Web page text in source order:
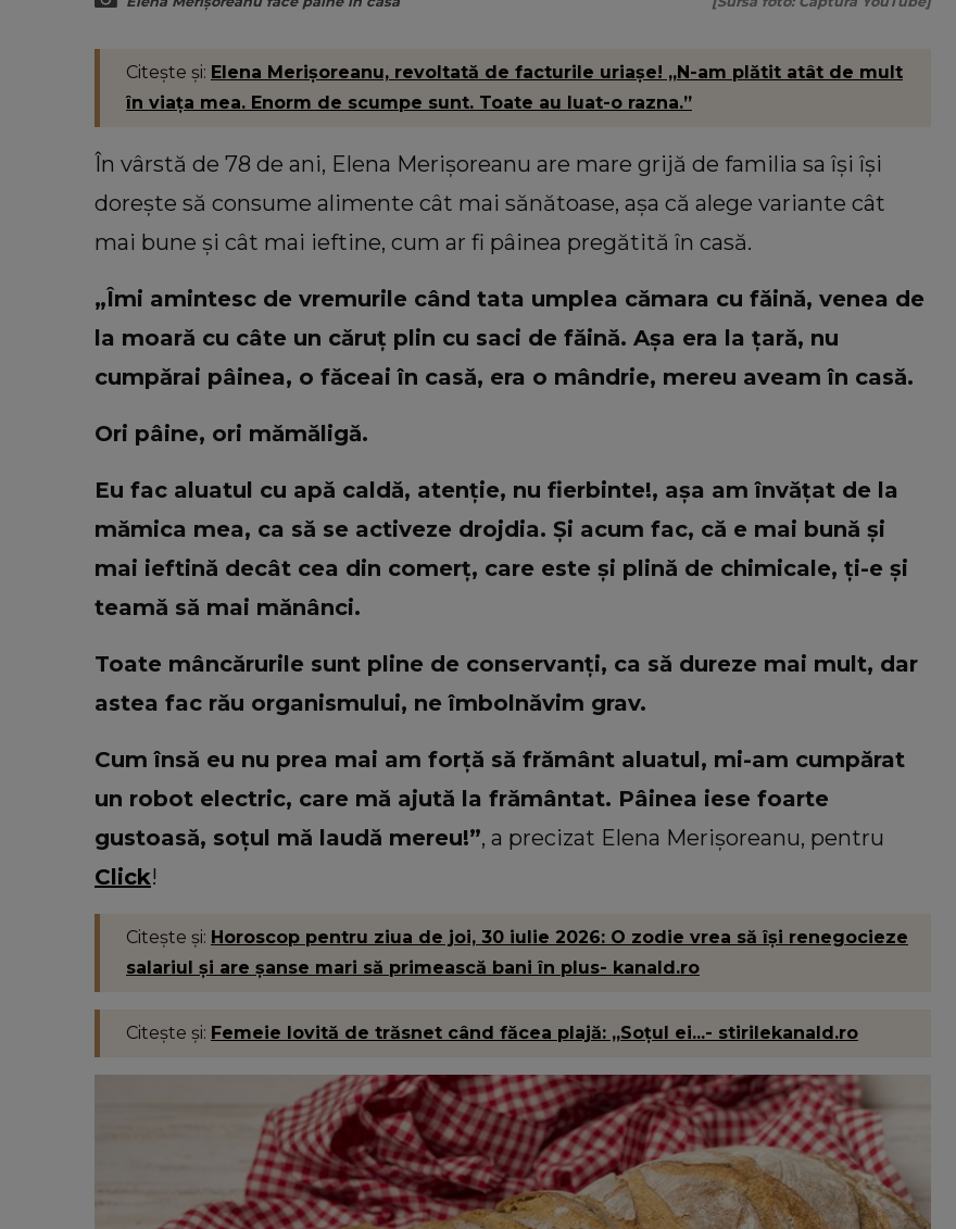
Citește și: Elena Merișoreanu, revoltată de facturile uriașe! „N-am plătit atât de mult
în viața mea. Enorm de scumpe sunt. Toate au luat-o razna.”
În vârstă de 78 de ani, Elena Merișoreanu are mare grijă de familia sa își își
dorește să consume alimente cât mai sănătoase, așa că alege variante cât
mai bune și cât mai ieftine, cum ar fi pâinea pregătită în casă.
„Îmi amintesc de vremurile când tata umplea cămara cu făină, venea de
la moară cu câte un căruț plin cu saci de făină. Așa era la țară, nu
cumpărai pâinea, o făceai în casă, era o mândrie, mereu aveam în casă.
Ori pâine, ori mămăligă.
Eu fac aluatul cu apă caldă, atenție, nu fierbinte!, așa am învățat de la
mămica mea, ca să se activeze drojdia. Și acum fac, că e mai bună și
mai ieftină decât cea din comerț, care este și plină de chimicale, ți-e și
teamă să mai mănânci.
Toate mâncărurile sunt pline de conservanți, ca să dureze mai mult, dar
astea fac rău organismului, ne îmbolnăvim grav.
Cum însă eu nu prea mai am forță să frământ aluatul, mi-am cumpărat
un robot electric, care mă ajută la frământat. Pâinea iese foarte
gustoasă, soțul mă laudă mereu!”, a precizat Elena Merișoreanu, pentru
Click!
Citește și: Horoscop pentru ziua de joi, 30 iulie 2026: O zodie vrea să își renegocieze
salariul și are șanse mari să primească bani în plus- kanald.ro
Citește și: Femeie lovită de trăsnet când făcea plajă: „Soțul ei...- stirilekanald.ro